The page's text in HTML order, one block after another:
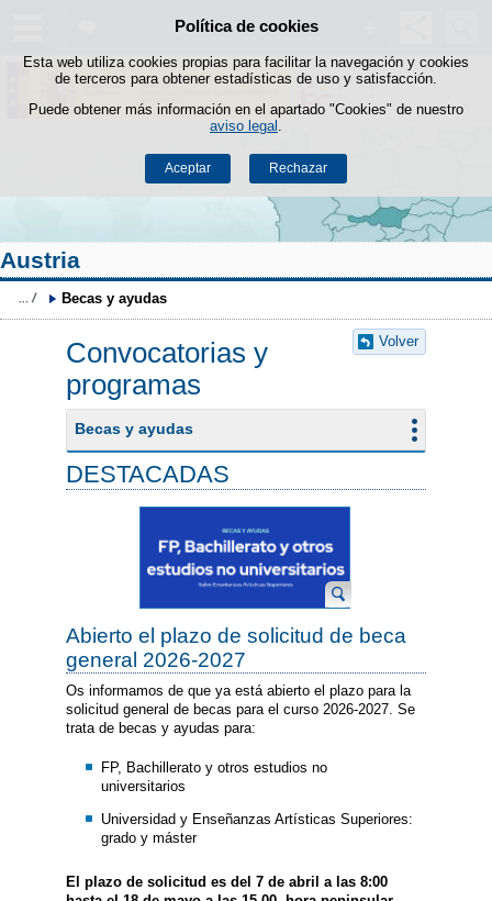
Política de cookies
Esta web utiliza cookies propias para facilitar la navegación y cookies
de terceros para obtener estadísticas de uso y satisfacción.
Puede obtener más información en el apartado "Cookies" de nuestro
aviso legal
Aceptar Rechazar
Saltar al contenido
Austria
Becas y ayudas
Volver
Convocatorias y
programas
Becas y ayudas
DESTACADAS
Abierto el plazo de solicitud de beca
general 2026-2027
Os informamos de que ya está abierto el plazo para la
solicitud general de becas para el curso 2026-2027. Se
trata de becas y ayudas para:
FP, Bachillerato y otros estudios no
universitarios
Universidad y Enseñanzas Artísticas Superiores:
grado y máster
El plazo de solicitud es del 7 de abril a las 8:00